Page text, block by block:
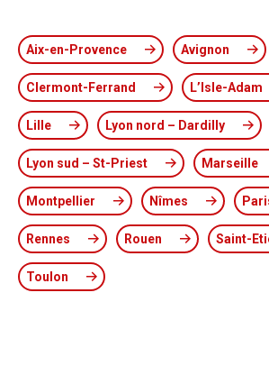
Aix-en-Provence Avignon
Clermont-Ferrand L’Isle-Adam
Lille Lyon nord – Dardilly
Lyon sud – St-Priest Marseille
Montpellier Nîmes
Rennes Rouen Saint-
Toulon